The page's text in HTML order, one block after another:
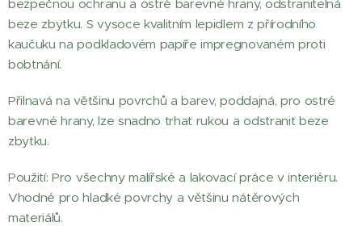
bezpečnou ochranu a ostré barevné hrany, odstranitelná
beze zbytku. S vysoce kvalitním lepidlem z přírodního
kaučuku na podkladovém papíře impregnovaném proti
bobtnání.
Přilnavá na většinu povrchů a barev, poddajná, pro ostré
barevné hrany, lze snadno trhat rukou a odstranit beze
zbytku.
Použití: Pro všechny malířské a lakovací práce v interiéru.
Vhodné pro hladké povrchy a většinu nátěrových
materiálů.